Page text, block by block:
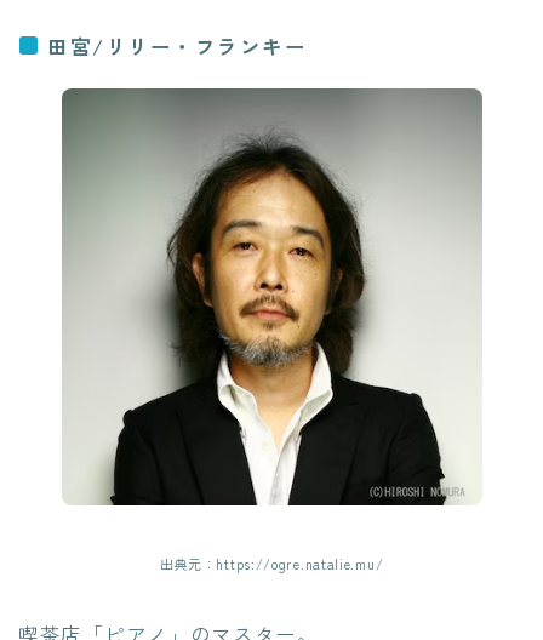
田宮/リリー・フランキー
出典元：https://ogre.natalie.mu/
喫茶店「ピアノ」のマスター。